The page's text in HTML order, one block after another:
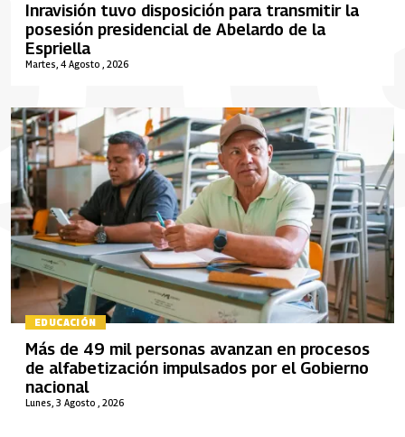
Martes, 4 Agosto , 2026
Inravisión tuvo disposición para transmitir la
posesión presidencial de Abelardo de la
Espriella
EDUCACIÓN
Lunes, 3 Agosto , 2026
Más de 49 mil personas avanzan en procesos
de alfabetización impulsados por el Gobierno
nacional